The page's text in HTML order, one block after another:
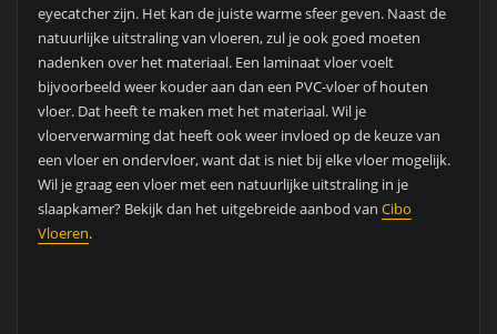
eyecatcher zijn. Het kan de juiste warme sfeer geven. Naast de
natuurlijke uitstraling van vloeren, zul je ook goed moeten
nadenken over het materiaal. Een laminaat vloer voelt
bijvoorbeeld weer kouder aan dan een PVC-vloer of houten
vloer. Dat heeft te maken met het materiaal. Wil je
vloerverwarming dat heeft ook weer invloed op de keuze van
een vloer en ondervloer, want dat is niet bij elke vloer mogelijk.
Wil je graag een vloer met een natuurlijke uitstraling in je
slaapkamer? Bekijk dan het uitgebreide aanbod van Cibo
Vloeren.